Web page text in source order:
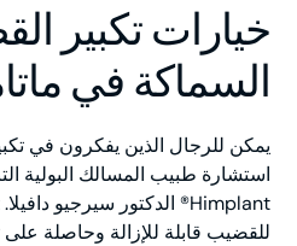
خيارات تكبير
السماكة في
يمكن للرجال الذين يفكرون في
استشارة طبيب المسالك البولية